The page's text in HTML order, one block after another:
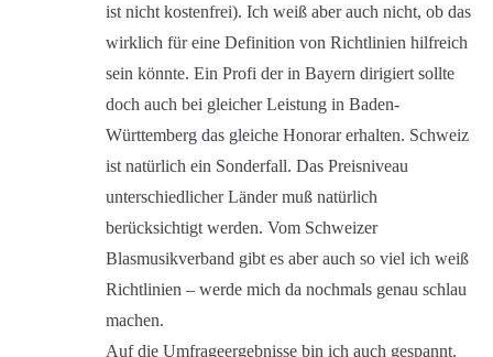
ist nicht kostenfrei). Ich weiß aber auch nicht, ob das
wirklich für eine Definition von Richtlinien hilfreich
sein könnte. Ein Profi der in Bayern dirigiert sollte
doch auch bei gleicher Leistung in Baden-
Württemberg das gleiche Honorar erhalten. Schweiz
ist natürlich ein Sonderfall. Das Preisniveau
unterschiedlicher Länder muß natürlich
berücksichtigt werden. Vom Schweizer
Blasmusikverband gibt es aber auch so viel ich weiß
Richtlinien – werde mich da nochmals genau schlau
machen.
Auf die Umfrageergebnisse bin ich auch gespannt.